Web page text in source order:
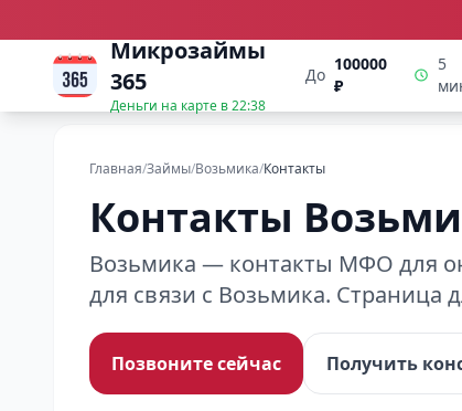
Микрозаймы
365
Деньги на карте в22:38
До
100000
₽
5
Главная/Займы/Возьмика/Контакты
Контакты
Возьмика — контакты МФО для
для связи с Возьмика.
Позвоните сейчас Получить